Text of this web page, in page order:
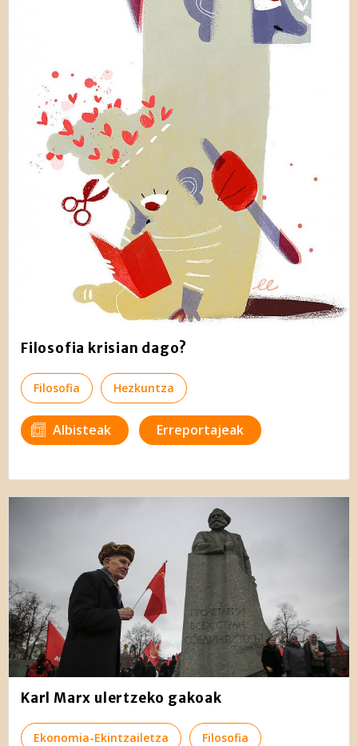
Filosofia krisian dago?
Filosofia Hezkuntza
Albisteak Erreportajeak
Karl Marx ulertzeko gakoak
Ekonomia-Ekintzailetza Filosofia